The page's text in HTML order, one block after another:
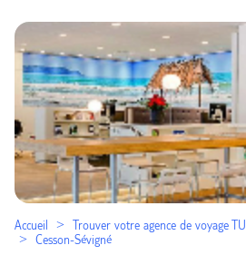
Accueil Trouver votre agence de voyage TUI
Cesson-Sévigné